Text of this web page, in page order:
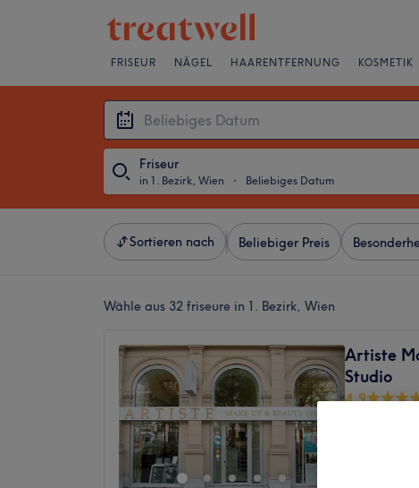
FRISEUR NÄGEL HAARENTFERNUNG KOSMETIK
Friseur
in 1. Bezirk, Wien ・ Beliebiges Datum
Sortieren nach Beliebiger Preis
Wähle aus 32 friseure in 1. Bezirk, Wien
Artiste
Studio
4,9